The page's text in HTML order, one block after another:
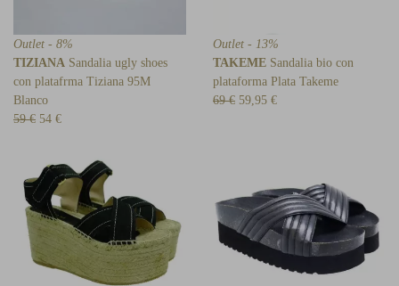
Outlet - 8%
TIZIANA Sandalia ugly shoes
con platafrma Tiziana 95M
Blanco
59 € 54 €
Outlet - 13%
TAKEME Sandalia bio con
plataforma Plata Takeme
69 € 59,95 €